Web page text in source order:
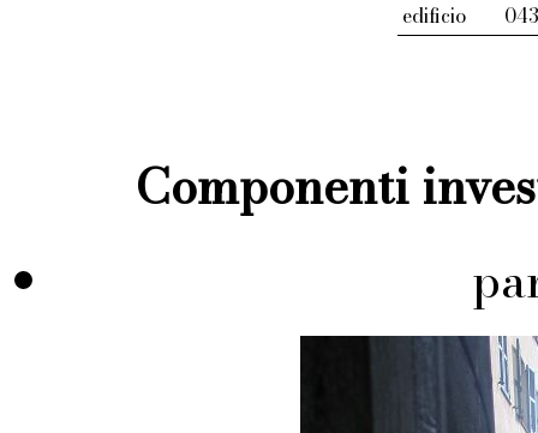
edificio
Componenti